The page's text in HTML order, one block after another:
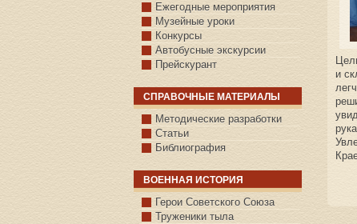
Ежегодные мероприятия
Музейные уроки
Конкурсы
Автобусные экскурсии
Прейскурант
СПРАВОЧНЫЕ МАТЕРИАЛЫ
Методические разработки
Статьи
Библиография
ВОЕННАЯ ИСТОРИЯ
С.КАЗАНСКОЕ
Герои Советского Союза
Труженики тыла
и